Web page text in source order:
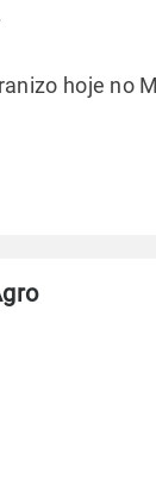
hoje no